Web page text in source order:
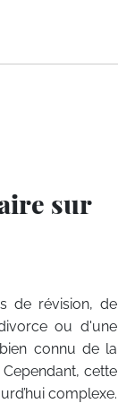
sur
de révision, de
ou d'une
connu de la
cette
complexe.